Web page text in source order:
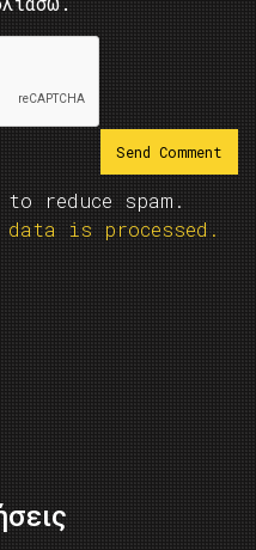
reduce spam.
data is processed.